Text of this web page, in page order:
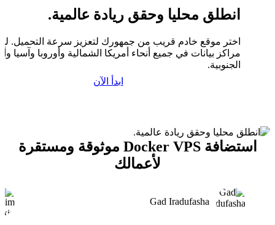
انطلق محليا وحقق ريادة عالمية.
اختر موقع خادم قريب من جمهورك لتعزيز سرعة التحميل.
مراكز بيانات في جميع أنحاء أمريكا الشمالية وأوروبا وآسيا
الجنوبية.
ابدأ الآن
استضافة Docker VPS موثوقة ومستقرة
لأعمالك
Gad Iradufasha